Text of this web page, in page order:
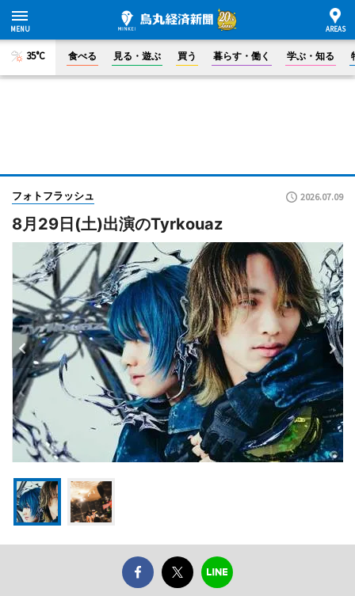
35°C 食べる 見る・遊ぶ 買う 暮らす・働く 学ぶ・知る
フォトフラッシュ 2026.07.09
8月29日(土)出演のTyrkouaz